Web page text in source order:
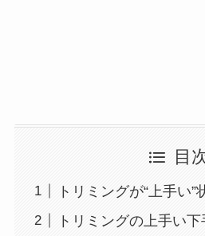
目
トリミングが“上手い”
トリミングの上手い